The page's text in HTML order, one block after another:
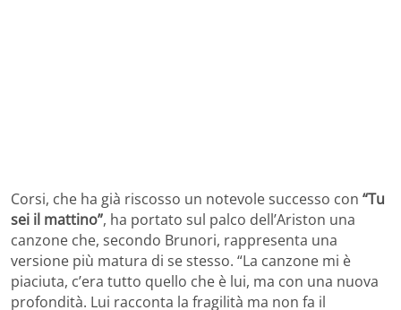
Corsi, che ha già riscosso un notevole successo con “Tu
sei il mattino”, ha portato sul palco dell’Ariston una
canzone che, secondo Brunori, rappresenta una
versione più matura di se stesso. “La canzone mi è
piaciuta, c’era tutto quello che è lui, ma con una nuova
profondità. Lui racconta la fragilità ma non fa il